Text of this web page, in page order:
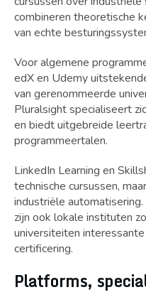
combineren theoretische
van echte
Voor algemene
edX en Udemy
van gerenommeerde
Pluralsight specialiseert
en biedt uitgebreide
programmeertalen.
LinkedIn Learning en
technische cursussen,
industriële
zijn ook lokale instituten
universiteiten
certificering.
Platforms,